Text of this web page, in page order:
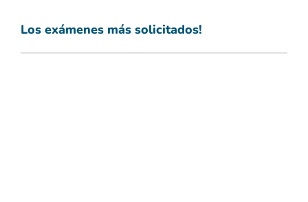
Los exámenes más solicitados!